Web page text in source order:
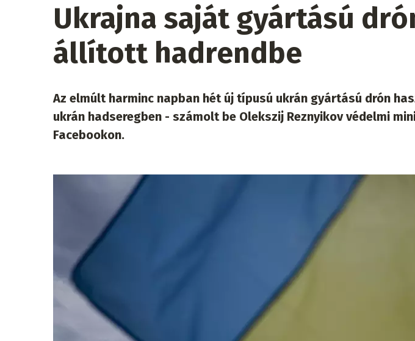
Ukrajna saját gyártású
állított hadrendbe
Az elmúlt harminc napban hét új típusú ukrán gyártású drón
ukrán hadseregben - számolt be Olekszij Reznyikov védelmi
Facebookon.